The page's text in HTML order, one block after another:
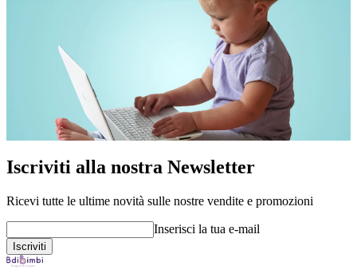
Iscriviti alla nostra Newsletter
Ricevi tutte le ultime novità sulle nostre vendite e promozioni
Inserisci la tua e-mail